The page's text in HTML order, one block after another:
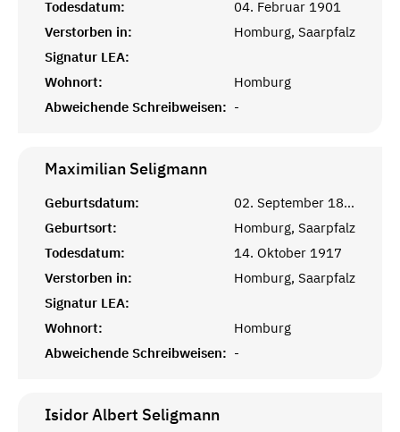
Todesdatum:
04. Februar 1901
Verstorben in:
Homburg, Saarpfalz
Signatur LEA:
Wohnort:
Homburg
Abweichende Schreibweisen: -
Maximilian Seligmann
Geburtsdatum:
02. September 1869
Geburtsort:
Homburg, Saarpfalz
Todesdatum:
14. Oktober 1917
Verstorben in:
Homburg, Saarpfalz
Signatur LEA:
Wohnort:
Homburg
Abweichende Schreibweisen: -
Isidor Albert Seligmann